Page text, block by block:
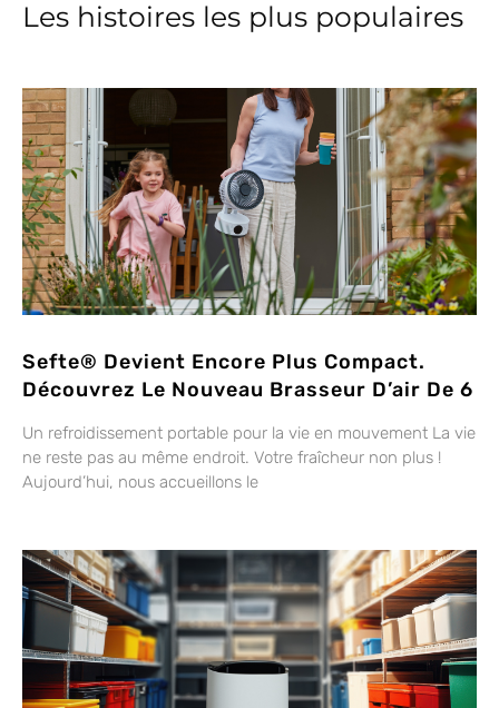
Les histoires les plus populaires
Sefte® Devient Encore Plus Compact.
Découvrez Le Nouveau Brasseur D’air De 6
Un refroidissement portable pour la vie en mouvement La vie
ne reste pas au même endroit. Votre fraîcheur non plus !
Aujourd’hui, nous accueillons le